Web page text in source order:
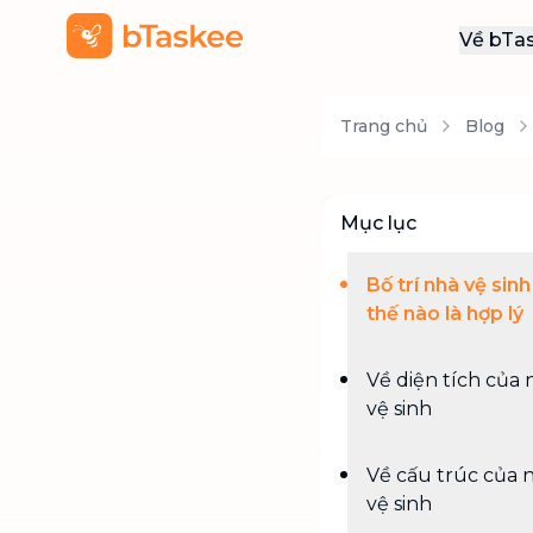
Về
Trang chủ Blog
Mục lục
Bố trí nhà vệ
thế nào là hợp lý
Về diện tích của
vệ sinh
Về cấu trúc của
vệ sinh